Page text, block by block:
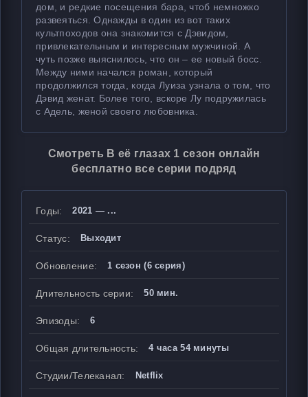
дом, и редкие посещения бара, чтоб немножко
развеяться. Однажды в один из вот таких
культпоходов она знакомится с Дэвидом,
привлекательным и интересным мужчиной. А
чуть позже выяснилось, что он – ее новый босс.
Между ними начался роман, который
продолжился тогда, когда Луиза узнала о том, что
Дэвид женат. Более того, вскоре Лу подружилась
с Адель, женой своего любовника.
Смотреть В её глазах 1 сезон онлайн
бесплатно все серии подряд
Годы: 2021 — ...
Статус: Выходит
Обновление: 1 сезон (6 серия)
Длительность серии: 50 мин.
Эпизоды: 6
Общая длительность: 4 часа 54 минуты
Студии/Телеканал: Netflix